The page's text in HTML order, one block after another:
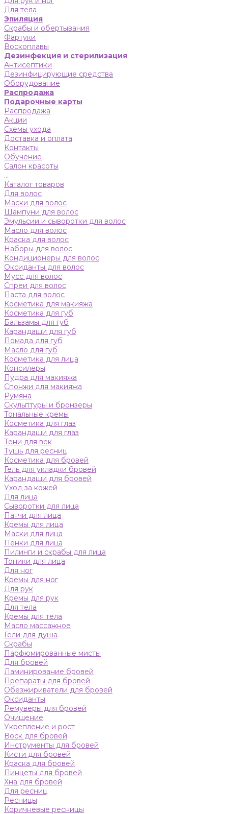
Для тела
Эпиляция
Скрабы и обертывания
Фартуки
Воскоплавы
Дезинфекция и стерилизация
Антисептики
Дезинфицирующие средства
Оборудование
Распродажа
Подарочные карты
Распродажа
Акции
Схемы ухода
Доставка и оплата
Контакты
Обучение
Салон красоты
...
Каталог товаров
Для волос
Маски для волос
Шампуни для волос
Эмульсии и сыворотки для волос
Масло для волос
Краска для волос
Наборы для волос
Кондиционеры для волос
Оксиданты для волос
Мусс для волос
Спреи для волос
Паста для волос
Косметика для макияжа
Косметика для губ
Бальзамы для губ
Карандаши для губ
Помада для губ
Масло для губ
Косметика для лица
Консилеры
Пудра для макияжа
Спонжи для макияжа
Румяна
Скульптуры и бронзеры
Тональные кремы
Косметика для глаз
Карандаши для глаз
Тени для век
Тушь для ресниц
Косметика для бровей
Гель для укладки бровей
Карандаши для бровей
Уход за кожей
Для лица
Сыворотки для лица
Патчи для лица
Кремы для лица
Маски для лица
Пенки для лица
Пилинги и скрабы для лица
Тоники для лица
Для ног
Кремы для ног
Для рук
Кремы для рук
Для тела
Кремы для тела
Масло массажное
Гели для душа
Скрабы
Парфюмированные мисты
Для бровей
Ламинирование бровей
Препараты для бровей
Обезжириватели для бровей
Оксиданты
Ремуверы для бровей
Очищение
Укрепление и рост
Воск для бровей
Инструменты для бровей
Кисти для бровей
Краска для бровей
Пинцеты для бровей
Хна для бровей
Для ресниц
Ресницы
Коричневые ресницы